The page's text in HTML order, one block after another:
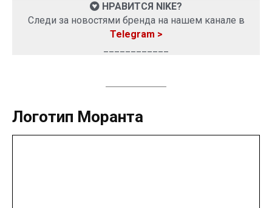
НРАВИТСЯ NIKE?
Следи за новостями бренда на нашем канале в
Telegram >
Логотип Моранта